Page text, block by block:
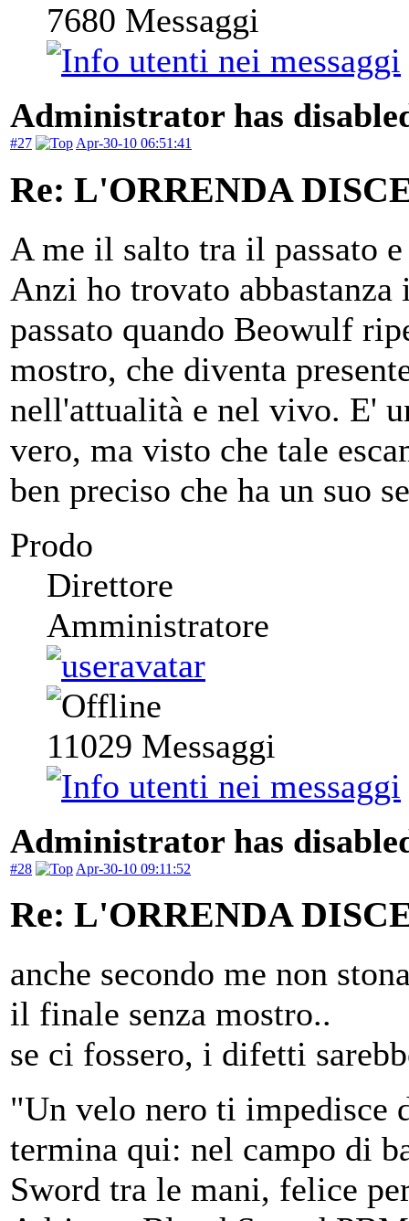
7680 Messaggi
Administrator has
#27 Apr-30-10 06:51:41
Re: L'ORRENDA
A me il salto tra il passato
Anzi ho trovato
passato quando Beowulf
mostro, che diventa
nell'attualità e nel vivo. E'
vero, ma visto che tale
ben preciso che ha un suo
Prodo
Direttore
Amministratore
11029 Messaggi
Administrator has
#28 Apr-30-10 09:11:52
Re: L'ORRENDA
anche secondo me non
il finale senza mostro..
se ci fossero, i difetti
"Un velo nero ti impedisce
termina qui: nel campo di
Sword tra le mani, felice